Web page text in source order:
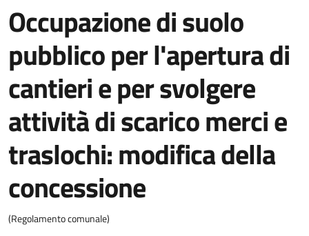
Occupazione di suolo
pubblico per l'apertura di
cantieri e per svolgere
attività di scarico merci e
traslochi: modifica della
concessione
(Regolamento comunale)